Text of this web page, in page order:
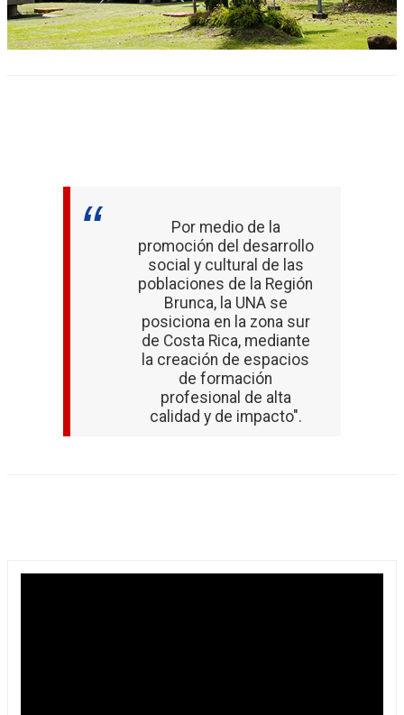
Por medio de la
promoción del desarrollo
social y cultural de las
poblaciones de la Región
Brunca, la UNA se
posiciona en la zona sur
de Costa Rica, mediante
la creación de espacios
de formación
profesional de alta
calidad y de impacto".